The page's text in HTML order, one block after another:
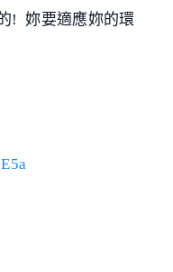
! 妳要適應妳的環